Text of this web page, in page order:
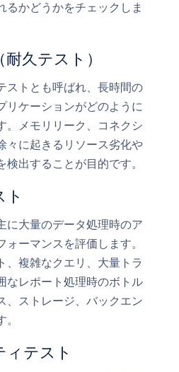
るかどうかをチェックしま
久テスト）
ストとも呼ばれ、長時間の
リケーションがどのように
。メモリリーク、コネクシ
々に起きるリソース劣化や
出することが目的です。
ト
に大量のデータ処理時のア
ーマンスを評価します。
、複雑なクエリ、大量トラ
なレポート処理時のボトル
、ストレージ、バックエン
ィテスト